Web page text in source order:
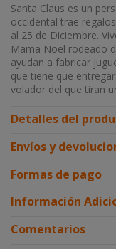
Santa Claus es un
occidental trae
al 25 de Diciembre.
Mama Noel rodeado
ayudan a fabricar
que tiene que
volador del que tiran
Detalles del
Envíos y
Formas de pago
Información
Comentarios